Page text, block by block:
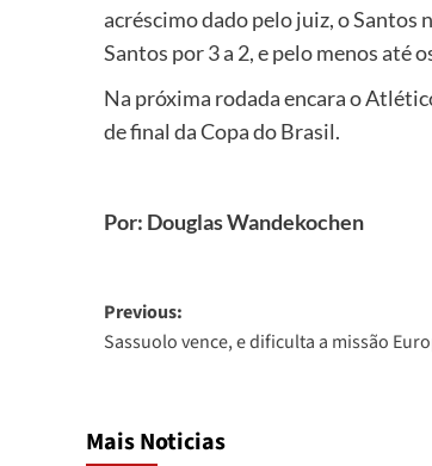
acréscimo dado pelo juiz, o Santos
Santos por 3 a 2, e pelo menos até
Na próxima rodada encara o
de final da Copa do Brasil.
Por: Douglas Wandekochen
Post
navigation
Previous:
Sassuolo vence, e dificulta a missão
Mais Noticias